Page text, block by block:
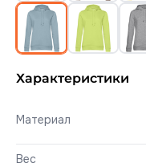
Характеристики
Материал
Вес